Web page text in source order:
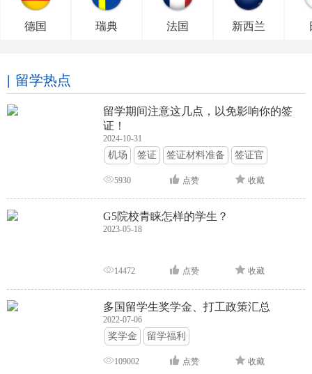
德国 瑞典 法国 新西兰
留学热点
留学期间注意这几点，以免影响你的签
证！
2024-10-31
机场 签证 签证材料准备 签证官
签证面试 签证申请攻略
5930 点赞 收藏
G5院校青睐怎样的学生？
2023-05-18
14472 点赞 收藏
多国留学生奖学金、打工政策汇总
2022-07-06
奖学金 留学福利
109002 点赞 收藏